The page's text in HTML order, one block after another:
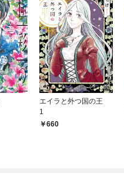
エイラと外つ国の王
1
660